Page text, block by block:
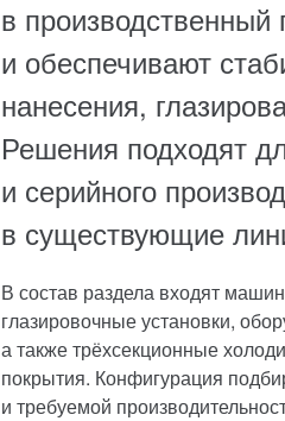
В состав раздела входят
глазировочные установки,
а также трёхсекционные
покрытия. Конфигурация
и требуемой
в
и обеспечивают
нанесения,
Решения подходят
и серийного
в существующие